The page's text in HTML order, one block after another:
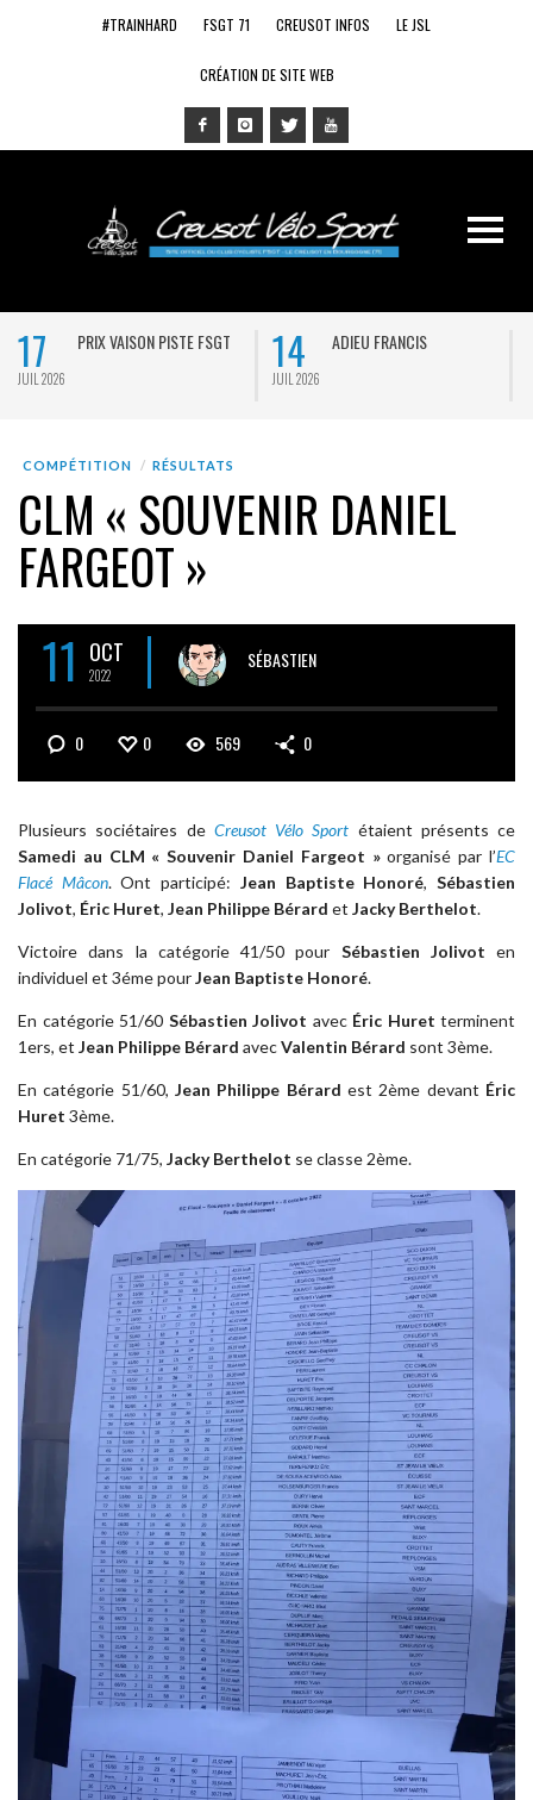
#TRAINHARD FSGT 71 CREUSOT INFOS LE JSL
CRÉATION DE SITE WEB
17
JUIL 2026
PRIX VAISON PISTE FSGT 14
JUIL 2026
ADIEU FRANCIS
COMPÉTITION RÉSULTATS
CLM « SOUVENIR DANIEL
FARGEOT »
11 OCT
2022
SÉBASTIEN
0 0 569 0
Plusieurs sociétaires de Creusot Vélo Sport étaient présents ce
Samedi au CLM « Souvenir Daniel Fargeot »organisé par l’EC
Flacé Mâcon. Ont participé: Jean Baptiste Honoré,Sébastien
Jolivot, Éric Huret, Jean Philippe Bérard et Jacky Berthelot.
Victoire dans la catégorie 41/50 pour Sébastien Jolivot en
individuel et 3éme pourJean Baptiste Honoré.
En catégorie 51/60 Sébastien Jolivot avec Éric Huret terminent
1ers, et Jean Philippe Bérard avecValentin Bérard sont 3ème.
En catégorie 51/60, Jean Philippe Bérard est 2ème devant Éric
Huret 3ème.
En catégorie 71/75, Jacky Berthelot se classe 2ème.